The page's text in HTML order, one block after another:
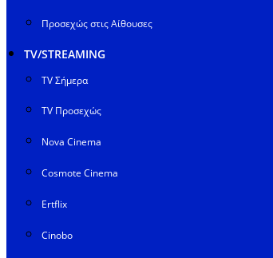
Προσεχώς στις Αίθουσες
TV/STREAMING
TV Σήμερα
TV Προσεχώς
Nova Cinema
Cosmote Cinema
Ertflix
Cinobo